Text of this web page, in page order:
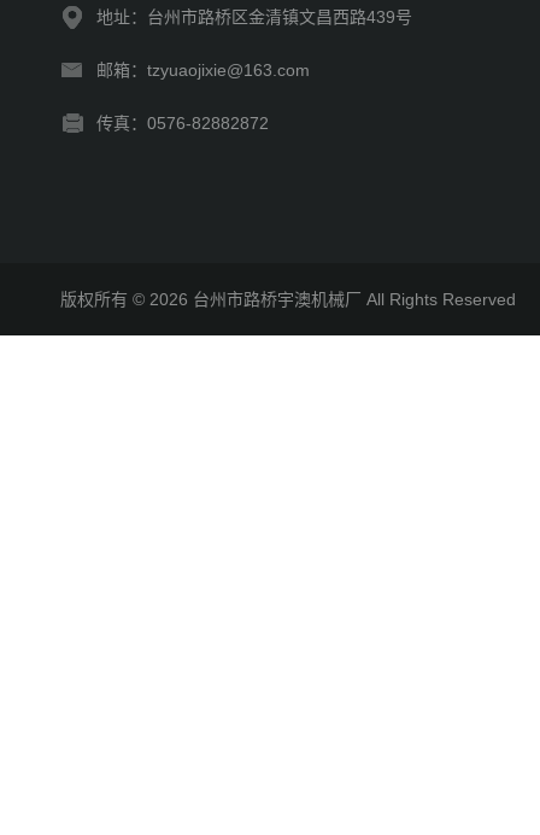
地址：台州市路桥区金清镇文昌西路439号
邮箱：tzyuaojixie@163.com
传真：0576-82882872
版权所有 © 2026 台州市路桥宇澳机械厂 All Rights